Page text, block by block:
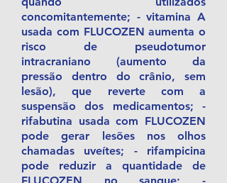
concomitantemente; - vitamina A
usada com FLUCOZEN aumenta o
risco de pseudotumor
intracraniano (aumento da
pressão dentro do crânio, sem
lesão), que reverte com a
suspensão dos medicamentos; -
rifabutina usada com FLUCOZEN
pode gerar lesões nos olhos
chamadas uveítes; - rifampicina
pode reduzir a quantidade de